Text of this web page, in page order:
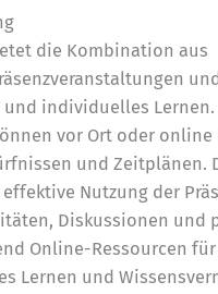
die Kombination aus
und individuelles Lernen.
vor Ort oder online
und Zeitplänen.
Nutzung der
Diskussionen und
Online-Ressourcen für
Lernen und